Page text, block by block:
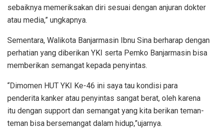
sebaiknya memeriksakan diri sesuai dengan anjuran dokter
atau media,” ungkapnya.
Sementara, Walikota Banjarmasin Ibnu Sina berharap dengan
perhatian yang diberikan YKI serta Pemko Banjarmasin bisa
memberikan semangat kepada penyintas.
“Dimomen HUT YKI Ke-46 ini saya tau kondisi para
penderita kanker atau penyintas sangat berat, oleh karena
itu dengan support dan semangat yang kita berikan teman-
teman bisa bersemangat dalam hidup,”ujarnya.